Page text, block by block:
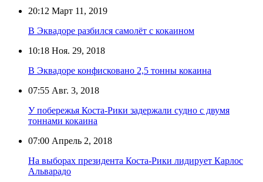
20:12 Март 11, 2019
В Эквадоре разбился самолёт с кокаином
10:18 Ноя. 29, 2018
В Эквадоре конфисковано 2,5 тонны кокаина
07:55 Авг. 3, 2018
У побережья Коста-Рики задержали судно с двумя
тоннами кокаина
07:00 Апрель 2, 2018
На выборах президента Коста-Рики лидирует Карлос
Альварадо